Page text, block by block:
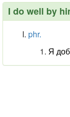
I do well by
phr.
Я